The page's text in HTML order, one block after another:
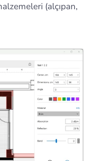
(alçıpan,